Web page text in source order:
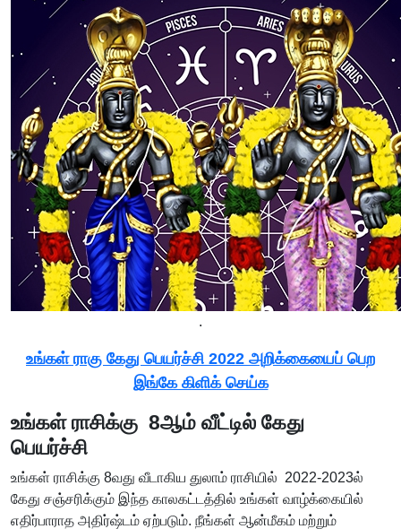
.
உங்கள் ராகு கேது பெயர்ச்சி 2022 அறிக்கையைப் பெற
இங்கே கிளிக் செய்க
உங்கள் ராசிக்கு 8ஆம் வீட்டில் கேது
பெயர்ச்சி
உங்கள் ராசிக்கு 8வது வீடாகிய துலாம் ராசியில் 2022-2023ல்
கேது சஞ்சரிக்கும் இந்த காலகட்டத்தில் உங்கள் வாழ்க்கையில்
எதிர்பாராத அதிர்ஷ்டம் ஏற்படும். நீங்கள் ஆன்மீகம் மற்றும்